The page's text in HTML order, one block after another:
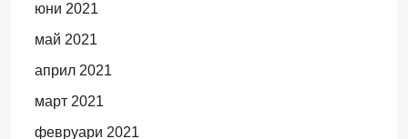
юни 2021
май 2021
април 2021
март 2021
февруари 2021